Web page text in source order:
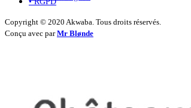
Copyright © 2020 Akwaba. Tous droits réservés.
Conçu avec parMr Blønde